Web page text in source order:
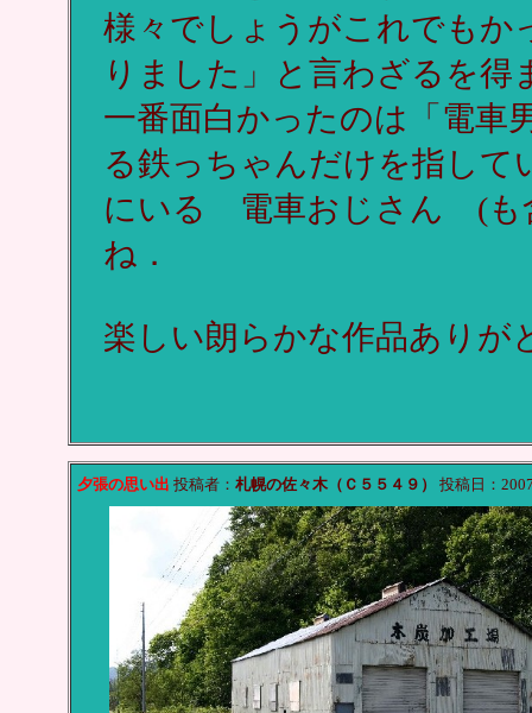
様々でしょうがこれでもか
りました」と言わざるを得
一番面白かったのは「電車
る鉄っちゃんだけを指して
にいる 電車おじさん (も
ね．
楽しい朗らかな作品ありが
夕張の思い出 投稿者： 札幌の佐々木（Ｃ５５４９） 投稿日：